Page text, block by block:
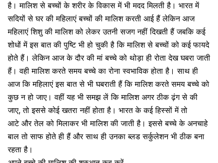
है। मालिश से बच्चों के शरीर के विकास में भी मदद मिलती है। भारत में
सदियों से घर की महिलाएं बच्चों की मालिश करती आई हैं लेकिन आज
महिलाएं शिशु की मालिश को लेकर उतनी सजग नहीं दिखती हैं जबकि कई
शोधों में इस बात की पुष्टि भी हो चुकी है किमालिश से बच्चों को कई फायदे
होते हैं। लेकिन आज के दौर की मां बच्चे को थोड़ा ही रोता देख घबरा जाती
हैं। वही मालिश करते समय बच्चे का रोना स्वभाविक होता है। साथ ही
आज कि महिलाएं इस बात से भी घबराती हैं कि मालिश करते समय बच्चे को
कुछ न हो जाए। वहीं यह भी समझ लें कि मालिश अगर ठीक ढ़ंग से की
जाए, तो इससे कोई खतरा नहीं होता है। भारत के कई हिस्सों में तो
आटे और तेल को मिलाकर भी मालिश की जाती है। इससे बच्चे के अनचाहे
बाल तो साफ होते ही हैं और साथ ही उनका ब्लड सर्कुलेशन भी ठीक बना
रहता है।